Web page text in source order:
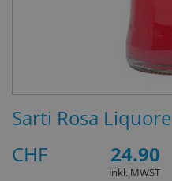
Sarti Rosa Liquore
CHF
24.90
inkl. MWST